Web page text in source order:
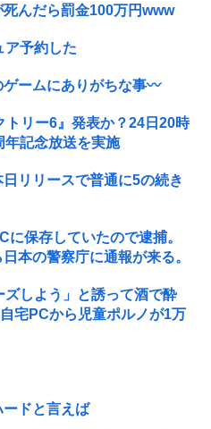
んだら罰金100万円www
ア予約した
ゲームにありがちな事〰
トリー6』発表か？24日20時
年記念放送を実施
リリースで普通に5の続き
保存していたので逮捕。
本の警察庁に通報が来る。
しよう」と誘って酒で酔
宅PCから児童ポルノが1万
ドと言えば